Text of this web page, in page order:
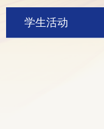
学生活动